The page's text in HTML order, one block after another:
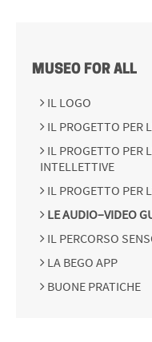
MUSEO FOR ALL
IL LOGO
IL PROGETTO PER
IL PROGETTO PER
INTELLETTIVE
IL PROGETTO PER
LE AUDIO–VIDEO
IL PERCORSO
LA BEGO APP
BUONE PRATICHE